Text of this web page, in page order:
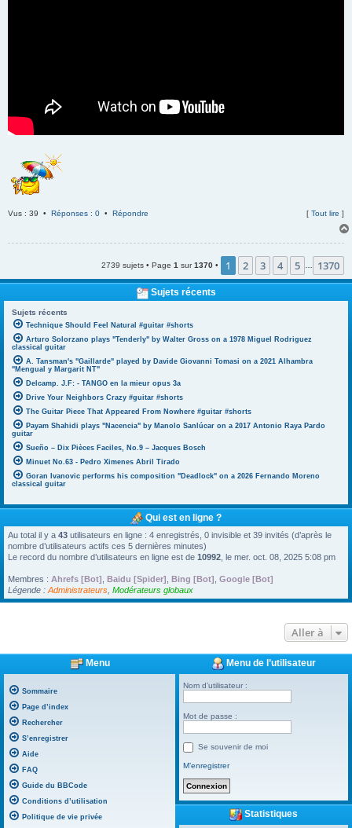
Vus : 39 • Réponses : 0 • Répondre [ Tout lire ]
2739 sujets • Page 1 sur1370 • 1 2 3 4 5 1370
Sujets récents
Sujets récents
Technique Should Feel Natural #guitar #shorts
Arturo Solorzano plays "Tenderly" by Walter Gross on a 1978 Miguel Rodriguez
classical guitar
A. Tansman's "Gaillarde" played by Davide Giovanni Tomasi on a 2021 Alhambra
"Mengual y Margarit NT"
Delcamp. J.F: - TANGO en la mieur opus 3a
Drive Your Neighbors Crazy #guitar #shorts
The Guitar Piece That Appeared From Nowhere #guitar #shorts
Payam Shahidi plays "Nacencia" by Manolo Sanlúcar on a 2017 Antonio Raya Pardo
guitar
Sueño – Dix Pièces Faciles, No.9 – Jacques Bosch
Minuet No.63 - Pedro Ximenes Abril Tirado
Goran Ivanovic performs his composition "Deadlock" on a 2026 Fernando Moreno
classical guitar
Qui est en ligne ?
Au total il y a 43 utilisateurs en ligne : 4 enregistrés, 0 invisible et 39 invités (d’après le
nombre d’utilisateurs actifs ces 5 dernières minutes)
Le record du nombre d’utilisateurs en ligne est de 10992 , le mer. oct. 08, 2025 5:08 pm
Membres : Ahrefs [Bot] Baidu [Spider] Bing [Bot] Google [Bot]
Légende : Administrateurs Modérateurs globaux
Aller à
Menu
Sommaire
Page d’index
Rechercher
S’enregistrer
Aide
FAQ
Guide du BBCode
Conditions d’utilisation
Politique de vie privée
Menu de l’utilisateur
Nom d’utilisateur :
Mot de passe :
Se souvenir de moi
M’enregistrer
Statistiques